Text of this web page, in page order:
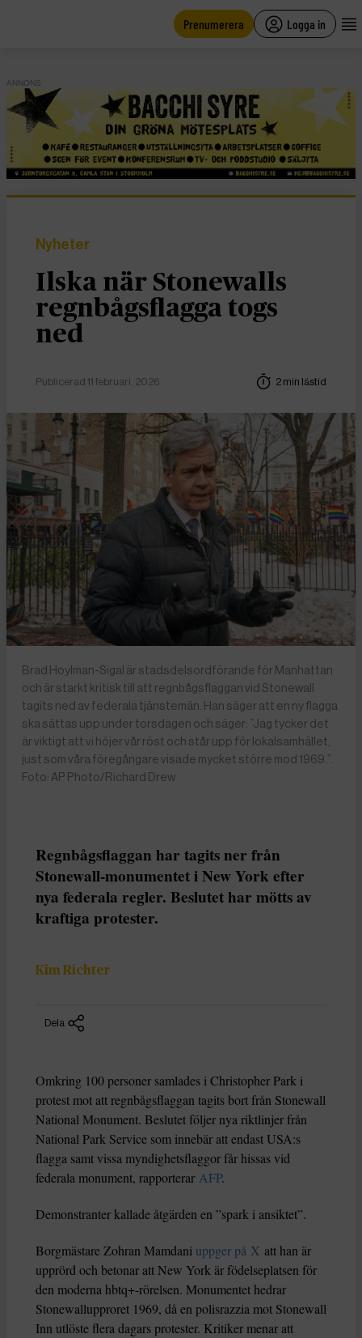
Prenumerera Logga in
ANNONS
Nyheter
Ilska när Stonewalls
regnbågsflagga togs
ned
Publicerad 11 februari, 2026 2 min lästid
Brad Hoylman-Sigal är stadsdelsordförande för Manhattan
och är starkt kritisk till att regnbågsflaggan vid Stonewall
tagits ned av federala tjänstemän. Han säger att en ny flagga
ska sättas upp under torsdagen och säger: ”Jag tycker det
är viktigt att vi höjer vår röst och står upp för lokalsamhället,
just som våra föregångare visade mycket större mod 1969.”.
Foto: AP Photo/Richard Drew
Regnbågsflaggan har tagits ner från
Stonewall-monumentet i New York efter
nya federala regler. Beslutet har mötts av
kraftiga protester.
Kim Richter
Dela
Omkring 100 personer samlades i Christopher Park i
protest mot att regnbågsflaggan tagits bort från Stonewall
National Monument. Beslutet följer nya riktlinjer från
National Park Service som innebär att endast USA:s
flagga samt vissa myndighetsflaggor får hissas vid
federala monument, rapporterar AFP.
Demonstranter kallade åtgärden en ”spark i ansiktet”.
Borgmästare Zohran Mamdani uppger på X att han är
upprörd och betonar att New York är födelseplatsen för
den moderna hbtq+-rörelsen. Monumentet hedrar
Stonewallupproret 1969, då en polisrazzia mot Stonewall
Inn utlöste flera dagars protester. Kritiker menar att